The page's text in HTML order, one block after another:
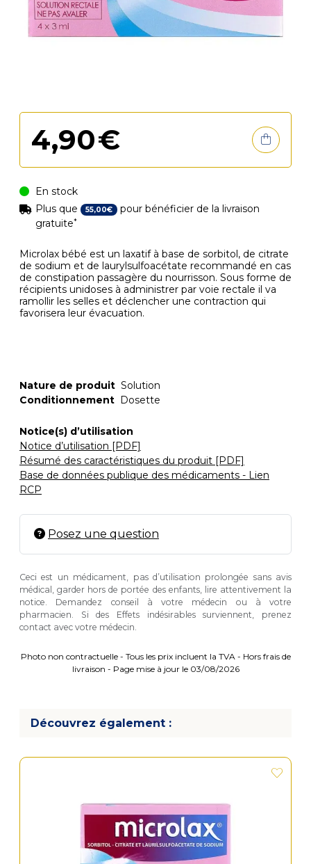
Microlax bébé est un laxatif à base de sorbitol, de citrate
de sodium et de laurylsulfoacétate recommandé en cas
de constipation passagère du nourrisson. Sous forme de
récipients unidoses à administrer par voie rectale il va
ramollir les selles et déclencher une contraction qui
favorisera leur évacuation.
4,90€
En stock
Plus que
55,00€ pour bénéficier de la livraison
gratuite*
Nature de produit Solution
Conditionnement Dosette
Notice(s) d’utilisation
Notice d’utilisation [PDF]
Résumé des caractéristiques du produit [PDF]
Base de données publique des médicaments - Lien
RCP
Posez une question
Ceci est un médicament, pas d’utilisation prolongée sans avis
médical, garder hors de portée des enfants, lire attentivement la
notice. Demandez conseil à votre médecin ou à votre
pharmacien. Si des Effets indésirables surviennent, prenez
contact avec votre médecin.
Photo non contractuelle - Tous les prix incluent la TVA - Hors frais de
livraison - Page mise à jour le 03/08/2026
Découvrez également :